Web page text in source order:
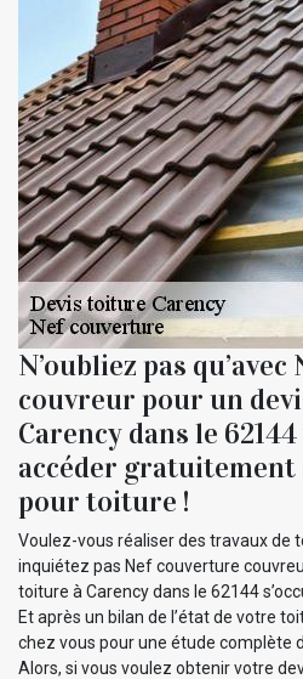
N’oubliez pas
couvreur pour un
Carency dans le
accéder gratuitement
pour toiture !
Voulez-vous réaliser des travaux de
inquiétez pas Nef couverture
toiture à Carency dans le 62144
Et après un bilan de l’état de votre
chez vous pour une étude complète
Alors, si vous voulez obtenir votre